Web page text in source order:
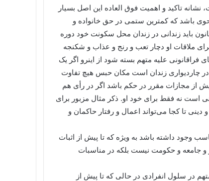
نشانه تاکید و اهمیت فوق العاده این اصل بسیار
باشد که کمترین ستمی در حق خانواده و
باید زندانی در زندان محل سکونت خود دوره
ملاقات او دچار تعب و رنج و عذاب و شکنجه
علیه متهم بسته شود از اینرو اگر یک
چاردیواری زندان است مکان حبس هیچ تفاوت
از مجازات مقرر در حکم باشد اگر در رأی هم
است نه فقط برای خود او. ذکر مثال مزبور برای
تا کجا می‌تواند اعمال و رفتار حاکمان و
وجود داشته باشد به ویژه که تا پیش از اثبات
جامعه و حکومت نیست بلکه در مناسبات
در سلول انفرادی در حالی که تا پیش از